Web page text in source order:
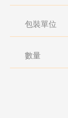
包裝單位
數量